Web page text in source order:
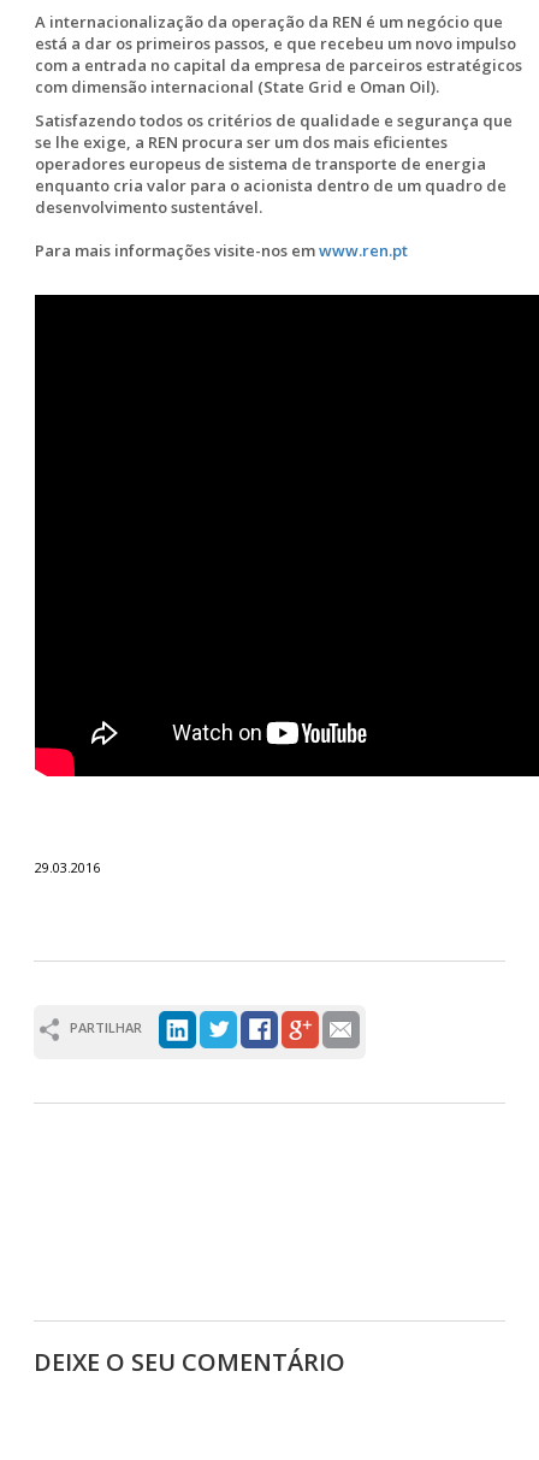
A internacionalização da operação da REN é um negócio que
está a dar os primeiros passos, e que recebeu um novo impulso
com a entrada no capital da empresa de parceiros estratégicos
com dimensão internacional (State Grid e Oman Oil).
Satisfazendo todos os critérios de qualidade e segurança que
se lhe exige, a REN procura ser um dos mais eficientes
operadores europeus de sistema de transporte de energia
enquanto cria valor para o acionista dentro de um quadro de
desenvolvimento sustentável.
Para mais informações visite-nos emwww.ren.pt
29.03.2016
PARTILHAR
DEIXE O SEU COMENTÁRIO